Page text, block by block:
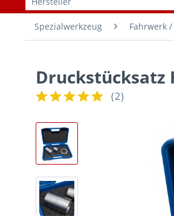
Spezialwerkzeug Fahrwerk /
Druckstücksatz
(2)